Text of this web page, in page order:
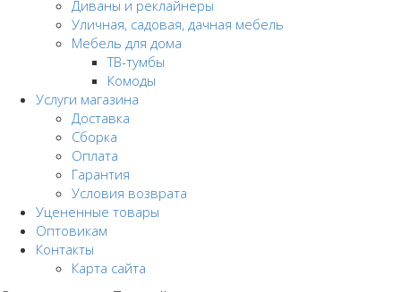
Диваны и реклайнеры
Уличная, садовая, дачная мебель
Мебель для дома
ТВ-тумбы
Комоды
Услуги магазина
Доставка
Сборка
Оплата
Гарантия
Условия возврата
Уцененные товары
Оптовикам
Контакты
Карта сайта